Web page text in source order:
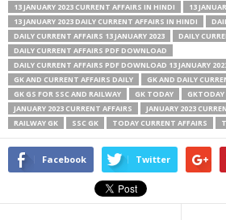
13 JANUARY 2023 CURRENT AFFAIRS IN HINDI
13
13 JANUARY 2023 DAILY CURRENT AFFAIRS IN HINDI
DAILY CURRENT AFFAIRS 13 JANUARY 2023
DAILY
DAILY CURRENT AFFAIRS PDF DOWNLOAD
DAILY CURRENT AFFAIRS PDF DOWNLOAD 13 JANUARY
GK AND CURRENT AFFAIRS DAILY
GK AND DAILY
GK GS FOR SSC AND RAILWAY
GK TODAY
GKTODAY
JANUARY 2023 CURRENT AFFAIRS
JANUARY 2023
RAILWAY GK
SSC GK TODAY CURRENT AFFAIRS
Facebook Twitter